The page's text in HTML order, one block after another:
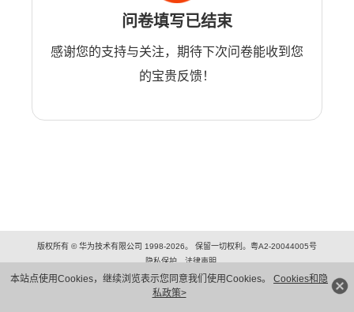
本站点使用Cookies，继续浏览表示您同意我们使用Cookies。 Cookies和隐
私政策>
问卷填写已结束
感谢您的支持与关注，期待下次问卷能收到您
的宝贵反馈！
版权所有 © 华为技术有限公司 1998-2026。 保留一切权利。粤A2-20044005号
隐私保护
法律声明